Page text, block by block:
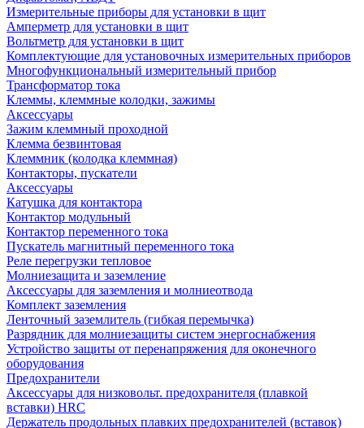
Измерительные приборы для установки в щит
Амперметр для установки в щит
Вольтметр для установки в щит
Комплектующие для установочных измерительных приборов
Многофункциональный измерительный прибор
Трансформатор тока
Клеммы, клеммные колодки, зажимы
Аксессуары
Зажим клеммный проходной
Клемма безвинтовая
Клеммник (колодка клеммная)
Контакторы, пускатели
Аксессуары
Катушка для контактора
Контактор модульный
Контактор переменного тока
Пускатель магнитный переменного тока
Реле перегрузки тепловое
Молниезащита и заземление
Аксессуары для заземления и молниеотвода
Комплект заземления
Ленточный заземлитель (гибкая перемычка)
Разрядник для молниезащиты систем энергоснабжения
Устройство защиты от перенапряжения для оконечного
оборудования
Предохранители
Аксессуары для низковольт. предохранителя (плавкой
вставки) HRC
Держатель продольных плавких предохранителей (вставок)